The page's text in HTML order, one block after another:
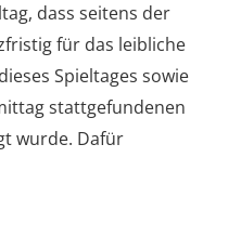
dass seitens der
für das leibliche
Spieltages sowie
stattgefundenen
wurde. Dafür